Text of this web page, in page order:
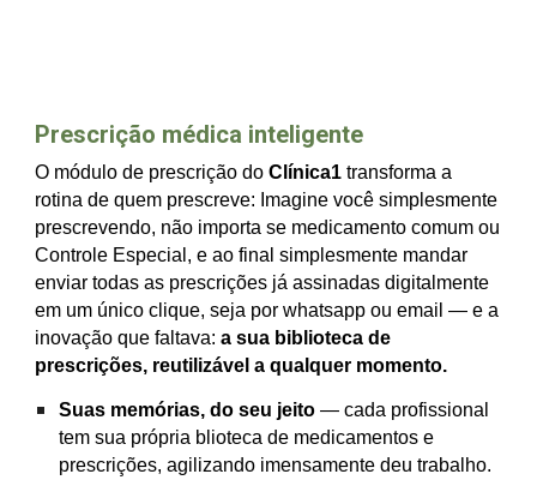
Prescrição médica inteligente
O módulo de prescrição doClínica1 transforma a
rotina de quem prescreve: Imagine você simplesmente
prescrevendo, não importa se medicamento comum ou
Controle Especial, e ao final simplesmente mandar
enviar todas as prescrições já assinadas digitalmente
em um único clique, seja por whatsapp ou email — e a
inovação que faltava:a sua biblioteca de
prescrições, reutilizável a qualquer momento.
Suas memórias, do seu jeito — cada profissional
temsua própria blioteca de medicamentos e
prescrições, agilizando imensamente deu trabalho.